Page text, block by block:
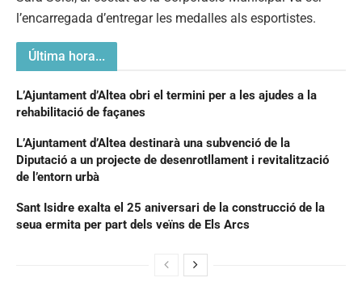
l’encarregada d’entregar les medalles als esportistes.
Última hora...
L’Ajuntament d’Altea obri el termini per a les ajudes a la
rehabilitació de façanes
L’Ajuntament d’Altea destinarà una subvenció de la
Diputació a un projecte de desenrotllament i revitalització
de l’entorn urbà
Sant Isidre exalta el 25 aniversari de la construcció de la
seua ermita per part dels veïns de Els Arcs